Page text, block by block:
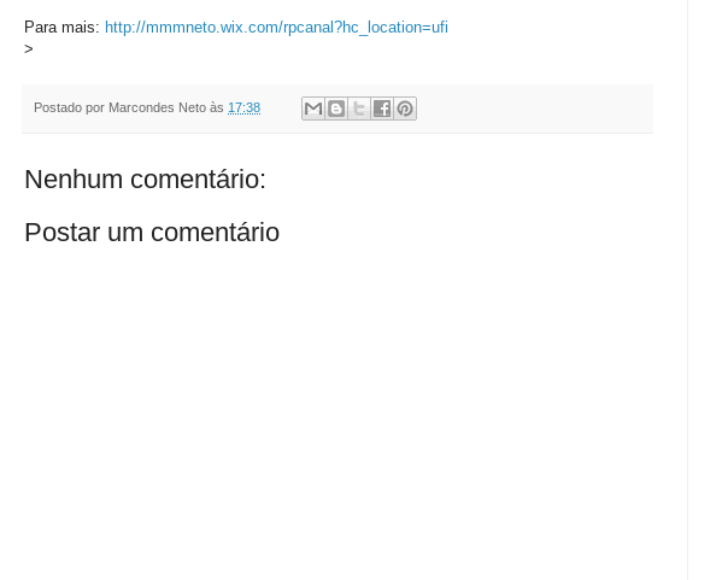
Para mais: http://mmmneto.wix.com/rpcanal?hc_location=ufi
>
Postado por Marcondes Neto às 17:38
Nenhum comentário:
Postar um comentário